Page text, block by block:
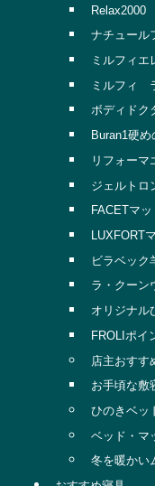
Relax2000
ナチュー
ミルフィ
ミルフィ
ボディド
Buran1硬
リフォーマ
ジェルトロ
FACETマ
LUXFORT
ビラベック
ラ・クーン
オリジナル
FROLIポイ
店主おすす
お手頃な敷
ひのきベッ
ベッド・マ
冬を暖かい